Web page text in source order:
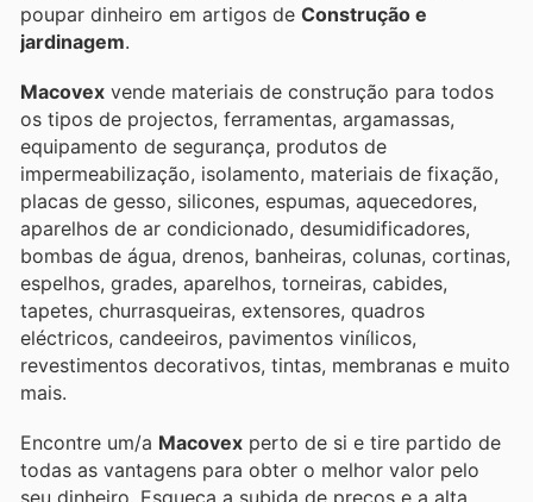
poupar dinheiro em artigos de Construção e
jardinagem.
Macovex vende materiais de construção para todos
os tipos de projectos, ferramentas, argamassas,
equipamento de segurança, produtos de
impermeabilização, isolamento, materiais de fixação,
placas de gesso, silicones, espumas, aquecedores,
aparelhos de ar condicionado, desumidificadores,
bombas de água, drenos, banheiras, colunas, cortinas,
espelhos, grades, aparelhos, torneiras, cabides,
tapetes, churrasqueiras, extensores, quadros
eléctricos, candeeiros, pavimentos vinílicos,
revestimentos decorativos, tintas, membranas e muito
mais.
Encontre um/a Macovex perto de si e tire partido de
todas as vantagens para obter o melhor valor pelo